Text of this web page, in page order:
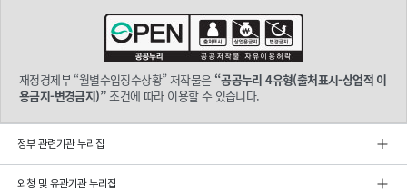
재정경제부 “월별수입징수상황” 저작물은 “공공누리 4유형(출처표시-상업적 이
용금지-변경금지)”조건에 따라 이용할 수 있습니다.
정부 관련기관 누리집
외청 및 유관기관 누리집